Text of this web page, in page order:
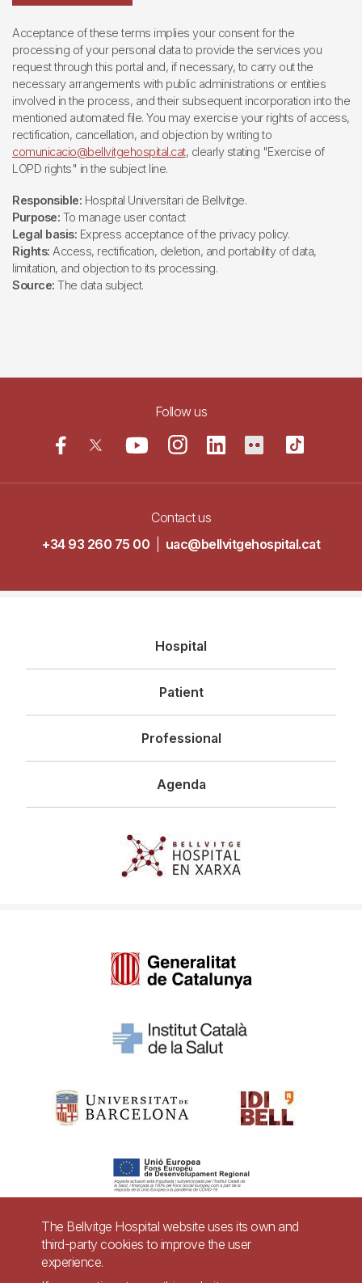
Acceptance of these terms implies your consent for the
processing of your personal data to provide the services you
request through this portal and, if necessary, to carry out the
necessary arrangements with public administrations or entities
involved in the process, and their subsequent incorporation into the
mentioned automated file. You may exercise your rights of access,
rectification, cancellation, and objection by writing to
comunicacio@bellvitgehospital.cat, clearly stating "Exercise of
LOPD rights" in the subject line.
Responsible: Hospital Universitari de Bellvitge.
Purpose: To manage user contact
Legal basis: Express acceptance of the privacy policy.
Rights: Access, rectification, deletion, and portability of data,
limitation, and objection to its processing.
Source: The data subject.
Follow us
Contact us
+34 93 260 75 00
uac@bellvitgehospital.cat
principal
Hospital
Patient
Professional
Agenda
Pie
The Bellvitge Hospital website uses its own and
third-party cookies to improve the user
experience.